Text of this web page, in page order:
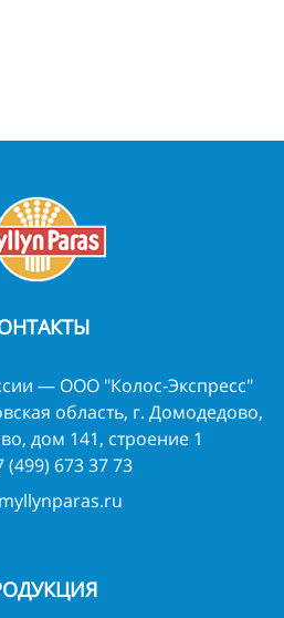
— ООО "Колос-Экспресс"
область, г. Домодедово,
дом 141, строение 1
(499) 673 37 73